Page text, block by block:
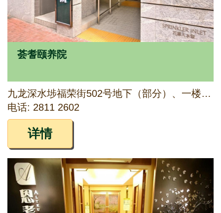
荟耆颐养院
九龙深水埗福荣街502号地下（部分）、一楼（部分）及二楼（部分）
电话: 2811 2602
详情